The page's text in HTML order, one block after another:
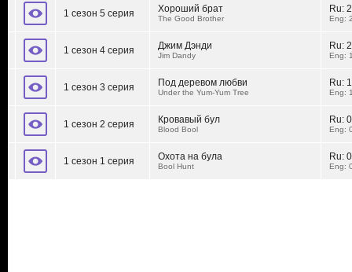
1 сезон 5 серия Хороший брат
The Good Brother
Ru:
Eng:
1 сезон 4 серия Джим Дэнди
Jim Dandy
Ru:
Eng:
1 сезон 3 серия Под деревом любви
Under the Yum-Yum Tree
Ru:
Eng:
1 сезон 2 серия Кровавый бул
Blood Bool
Ru:
Eng:
1 сезон 1 серия Охота на була
Bool Hunt
Ru:
Eng: